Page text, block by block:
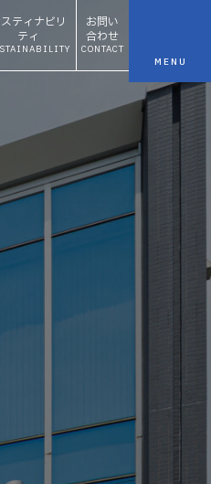
ティナビリ
ティ
お問い
合わせ
CONTACT